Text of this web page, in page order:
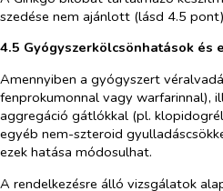
szedése nem ajánlott (lásd 4.5
4.5 Gyógyszerkölcsönhatások és
Amennyiben a gyógyszert
fenprokumonnal vagy warfarinnal),
aggregáció gátlókkal (pl.
egyéb nem-szteroid
ezek hatása módosulhat.
A rendelkezésre álló vizsgálatok